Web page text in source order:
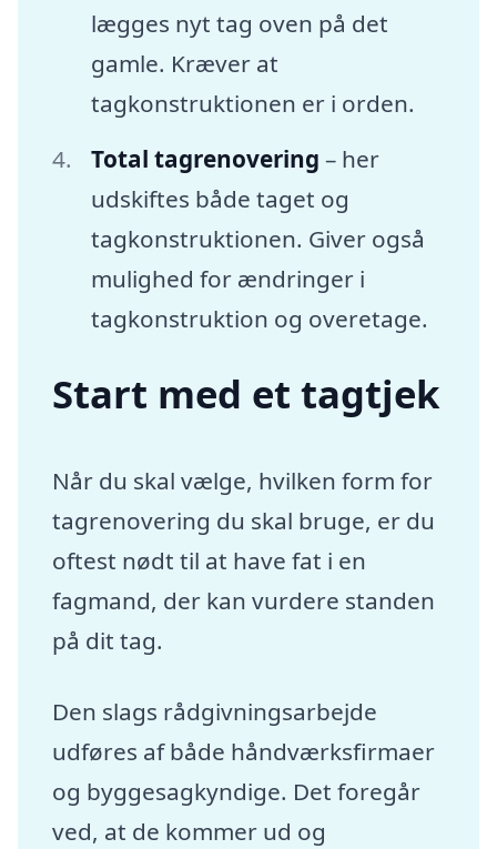
lægges nyt tag oven på det
gamle. Kræver at
tagkonstruktionen er i orden.
Total tagrenovering – her
udskiftes både taget og
tagkonstruktionen. Giver også
mulighed for ændringer i
tagkonstruktion og overetage.
Start med et tagtjek
Når du skal vælge, hvilken form for
tagrenovering du skal bruge, er du
oftest nødt til at have fat i en
fagmand, der kan vurdere standen
på dit tag.
Den slags rådgivningsarbejde
udføres af både håndværksfirmaer
og byggesagkyndige. Det foregår
ved, at de kommer ud og